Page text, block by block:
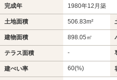
完成年 1980年12月築
土地面積 506.83m²
建物面積 898.05㎡
テラス面積 -
建ぺい率 60(%)